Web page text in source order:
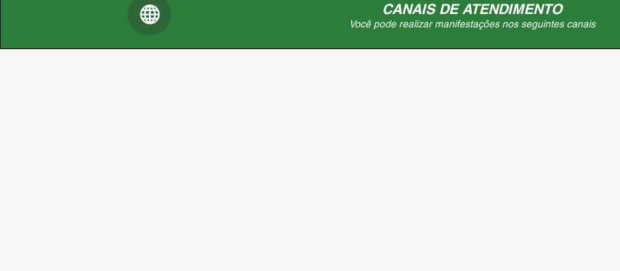
CANAIS DE ATENDIMENTO
Você pode realizar manifestações nos seguintes canais